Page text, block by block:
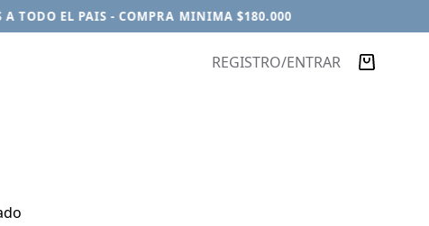
EL PAIS - COMPRA MINIMA $180.000
REGISTRO/ENTRAR
Carro